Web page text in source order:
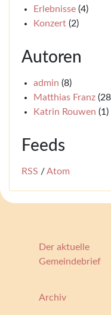
Erlebnisse (4)
Konzert (2)
Autoren
admin (8)
Matthias Franz
Katrin Rouwen (1)
Feeds
RSS /Atom
Der aktuelle
Gemeindebrief
Archiv